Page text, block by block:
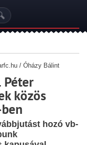
/ Óházy Bálint
Péter
közös
hozó vb-